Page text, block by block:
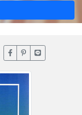
臉書分享(另開新視窗)
噗浪分享(另開新
Line分享(另